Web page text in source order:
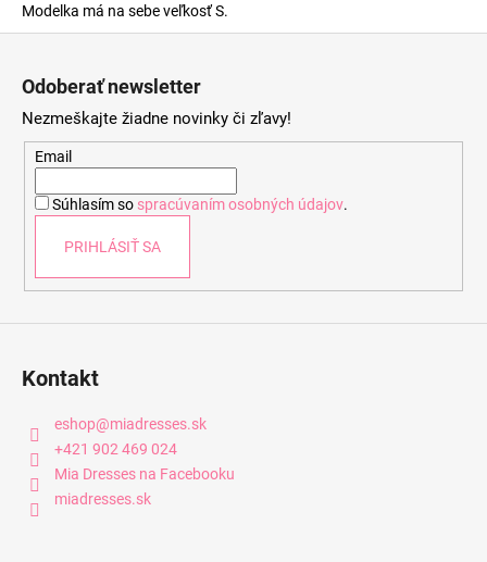
Modelka má na sebe veľkosť S.
Odoberať newsletter
Nezmeškajte žiadne novinky či zľavy!
Email
Súhlasím so spracúvaním osobných údajov.
PRIHLÁSIŤ SA
Kontakt
eshop@miadresses.sk
+421 902 469 024
Mia Dresses na Facebooku
miadresses.sk